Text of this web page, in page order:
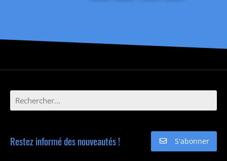
Restez informé des nouveautés ! S'abonner